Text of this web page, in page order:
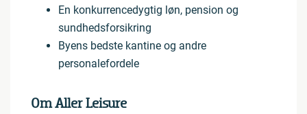
En konkurrencedygtig løn, pension og
sundhedsforsikring
Byens bedste kantine og andre
personalefordele
Om Aller Leisure